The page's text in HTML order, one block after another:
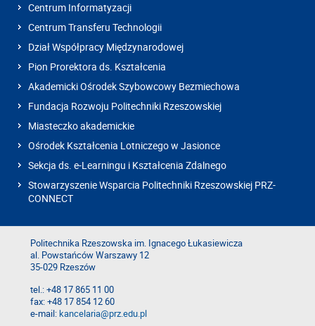
Centrum Informatyzacji
Centrum Transferu Technologii
Dział Współpracy Międzynarodowej
Pion Prorektora ds. Kształcenia
Akademicki Ośrodek Szybowcowy Bezmiechowa
Fundacja Rozwoju Politechniki Rzeszowskiej
Miasteczko akademickie
Ośrodek Kształcenia Lotniczego w Jasionce
Sekcja ds. e-Learningu i Kształcenia Zdalnego
Stowarzyszenie Wsparcia Politechniki Rzeszowskiej PRZ-
CONNECT
Politechnika Rzeszowska im. Ignacego Łukasiewicza
al. Powstańców Warszawy 12
35-029 Rzeszów
tel.: +48 17 865 11 00
fax: +48 17 854 12 60
e-mail:kancelaria@prz.edu.pl